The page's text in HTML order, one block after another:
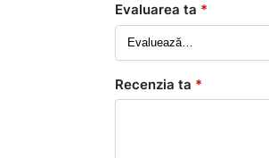
Evaluarea ta *
Recenzia ta *